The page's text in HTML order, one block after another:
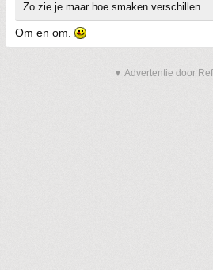
Zo zie je maar hoe smaken
Om en om.
▼ Advertentie door